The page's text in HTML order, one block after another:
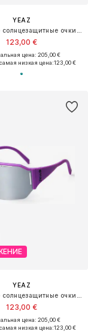
YEAZ
123,00 €
цена: 205,00 €
низкая цена:123,00 €
YEAZ
123,00 €
цена: 205,00 €
низкая цена:123,00 €